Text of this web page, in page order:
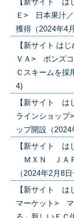
Ｅ> 日本果汁／
獲得（2024年4
【新サイト は
ＶＡ> ボンズコ
Ｃスキームを採
4)
【新サイト は
ラインショップ
ップ開設（
【新サイト
ＭＸＮ ＪＡＰ
（2024年2月8
【新サイト は
マーケット> マ